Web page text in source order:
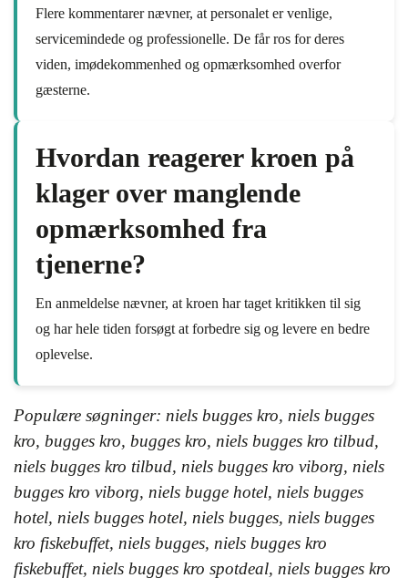
Flere kommentarer nævner, at personalet er venlige,
servicemindede og professionelle. De får ros for deres
viden, imødekommenhed og opmærksomhed overfor
gæsterne.
Hvordan reagerer kroen på
klager over manglende
opmærksomhed fra
tjenerne?
En anmeldelse nævner, at kroen har taget kritikken til sig
og har hele tiden forsøgt at forbedre sig og levere en bedre
oplevelse.
Populære søgninger: niels bugges kro, niels bugges
kro, bugges kro, bugges kro, niels bugges kro tilbud,
niels bugges kro tilbud, niels bugges kro viborg, niels
bugges kro viborg, niels bugge hotel, niels bugges
hotel, niels bugges hotel, niels bugges, niels bugges
kro fiskebuffet, niels bugges, niels bugges kro
fiskebuffet, niels bugges kro spotdeal, niels bugges kro